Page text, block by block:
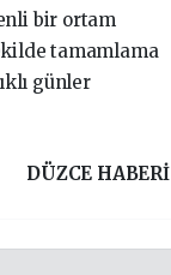
bir ortam
tamamlama
günler
DÜZCE HABERİ